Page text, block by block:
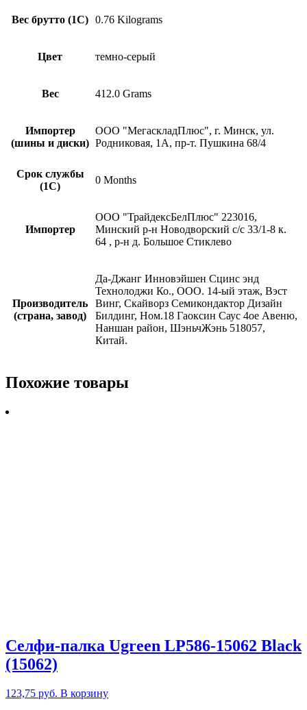
Вес брутто (1С) 0.76 Kilograms
Цвет темно-серый
Вес 412.0 Grams
Импортер
(шины и диски)
ООО "МегаскладПлюс", г. Минск, ул.
Родниковая, 1А, пр-т. Пушкина 68/4
Срок службы
(1С)
0 Months
Импортер
ООО "ТрайдексБелПлюс" 223016,
Минский р-н Новодворский с/с 33/1-8 к.
64 , р-н д. Большое Стиклево
Производитель
(страна, завод)
Да-Джанг Инновэйшен Сцинс энд
Технолоджи Ко., ООО. 14-ый этаж, Вэст
Винг, Скайворз Семикондактор Дизайн
Билдинг, Ном.18 Гаоксин Саус 4ое Авеню,
Наншан район, ШэньчЖэнь 518057,
Китай.
Похожие товары
Селфи-палка Ugreen LP586-15062 Black
(15062)
123,75 руб. В корзину